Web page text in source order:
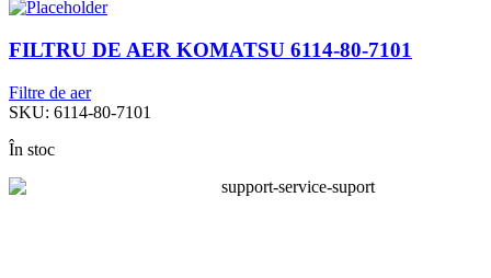
FILTRU DE AER KOMATSU 6114-80-7101
Filtre de aer
SKU: 6114-80-7101
În stoc